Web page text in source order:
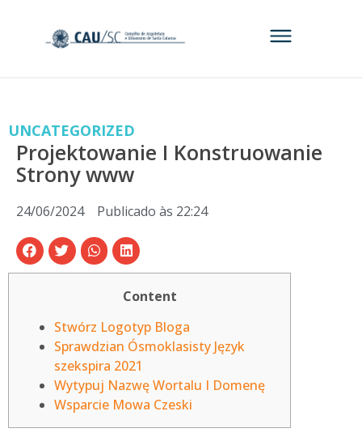
UNCATEGORIZED
Projektowanie I Konstruowanie
Strony www
24/06/2024 Publicado às 22:24
Content
Stwórz Logotyp Bloga
Sprawdzian Ósmoklasisty Język
szekspira 2021
Wytypuj Nazwę Wortalu I Domenę
Wsparcie Mowa Czeski